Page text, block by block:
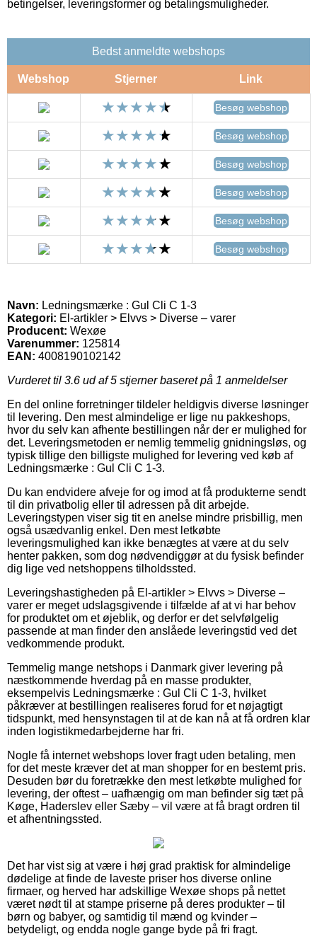
betingelser, leveringsformer og betalingsmuligheder.
Bedst anmeldte webshops
Webshop Stjerner Link
Besøg webshop
Besøg webshop
Besøg webshop
Besøg webshop
Besøg webshop
Besøg webshop
Navn: Ledningsmærke : Gul Cli C 1-3
Kategori: El-artikler > Elvvs > Diverse – varer
Producent: Wexøe
Varenummer: 125814
EAN: 4008190102142
Vurderet til 3.6 ud af 5 stjerner baseret på 1 anmeldelser
En del online forretninger tildeler heldigvis diverse løsninger
til levering. Den mest almindelige er lige nu pakkeshops,
hvor du selv kan afhente bestillingen når der er mulighed for
det. Leveringsmetoden er nemlig temmelig gnidningsløs, og
typisk tillige den billigste mulighed for levering ved køb af
Ledningsmærke : Gul Cli C 1-3.
Du kan endvidere afveje for og imod at få produkterne sendt
til din privatbolig eller til adressen på dit arbejde.
Leveringstypen viser sig tit en anelse mindre prisbillig, men
også usædvanlig enkel. Den mest letkøbte
leveringsmulighed kan ikke benægtes at være at du selv
henter pakken, som dog nødvendiggør at du fysisk befinder
dig lige ved netshoppens tilholdssted.
Leveringshastigheden på El-artikler > Elvvs > Diverse –
varer er meget udslagsgivende i tilfælde af at vi har behov
for produktet om et øjeblik, og derfor er det selvfølgelig
passende at man finder den anslåede leveringstid ved det
vedkommende produkt.
Temmelig mange netshops i Danmark giver levering på
næstkommende hverdag på en masse produkter,
eksempelvis Ledningsmærke : Gul Cli C 1-3, hvilket
påkræver at bestillingen realiseres forud for et nøjagtigt
tidspunkt, med hensynstagen til at de kan nå at få ordren klar
inden logistikmedarbejderne har fri.
Nogle få internet webshops lover fragt uden betaling, men
for det meste kræver det at man shopper for en bestemt pris.
Desuden bør du foretrække den mest letkøbte mulighed for
levering, der oftest – uafhængig om man befinder sig tæt på
Køge, Haderslev eller Sæby – vil være at få bragt ordren til
et afhentningssted.
Det har vist sig at være i høj grad praktisk for almindelige
dødelige at finde de laveste priser hos diverse online
firmaer, og herved har adskillige Wexøe shops på nettet
været nødt til at stampe priserne på deres produkter – til
børn og babyer, og samtidig til mænd og kvinder –
betydeligt, og endda nogle gange byde på fri fragt.